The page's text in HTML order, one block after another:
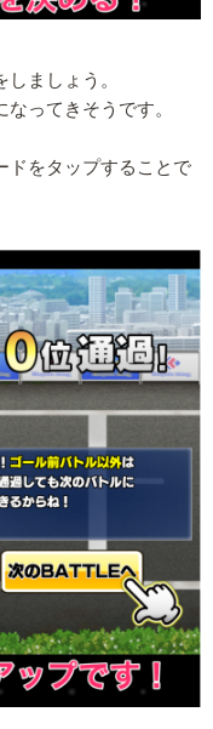
ましょう。
ってきそうです。
ドをタップすることで